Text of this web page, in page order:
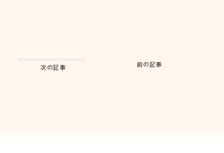
次の記事 前の記事